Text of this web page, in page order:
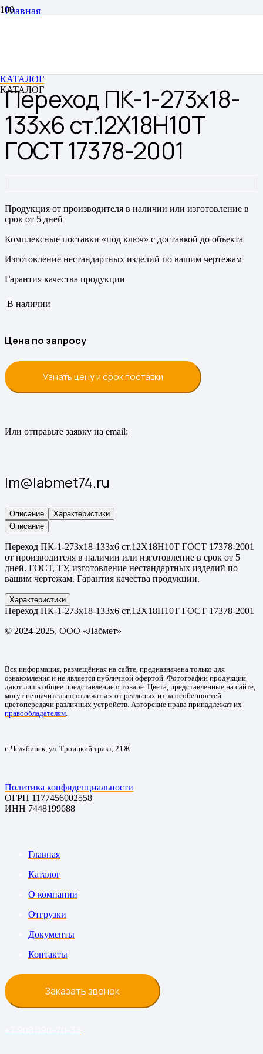
КАТАЛОГ
КАТАЛОГ
Главная
Переход ПК-1-273х18-
133х6 ст.12Х18Н10Т
ГОСТ 17378-2001
Продукция от производителя в наличии или изготовление в
срок от 5 дней
Комплексные поставки «под ключ» с доставкой до объекта
Изготовление нестандартных изделий по вашим чертежам
Гарантия качества продукции
В наличии
Цена по запросу
Узнать цену и срок поставки
Или отправьте заявку на email:
lm@labmet74.ru
Описание
Характеристики
Описание
Переход ПК-1-273х18-133х6 ст.12Х18Н10Т ГОСТ 17378-2001
от производителя в наличии или изготовление в срок от 5
дней. ГОСТ, ТУ, изготовление нестандартных изделий по
вашим чертежам. Гарантия качества продукции.
Характеристики
Переход ПК-1-273х18-133х6 ст.12Х18Н10Т ГОСТ 17378-2001
© 2024-2025, ООО «Лабмет»
Вся информация, размещённая на сайте, предназначена только для
ознакомления и не является публичной офертой. Фотографии продукции
дают лишь общее представление о товаре. Цвета, представленные на сайте,
могут незначительно отличаться от реальных из-за особенностей
цветопередачи различных устройств. Авторские права принадлежат их
правообладателям
г. Челябинск, ул. Троицкий тракт, 21Ж
Политика конфиденциальности
ОГРН 1177456002558
ИНН 7448199688
Главная
Каталог
О компании
Отгрузки
Документы
Контакты
Заказать звонок